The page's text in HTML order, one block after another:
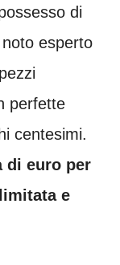
di
esperto
perfette
centesimi.
di euro per
e